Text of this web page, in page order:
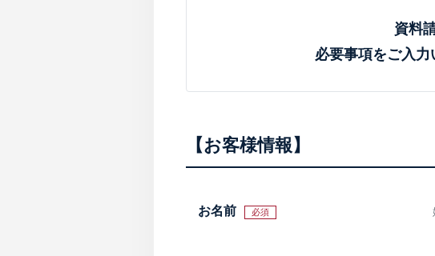
資料
必要事項をご入力
お客様情報
お名前 必須